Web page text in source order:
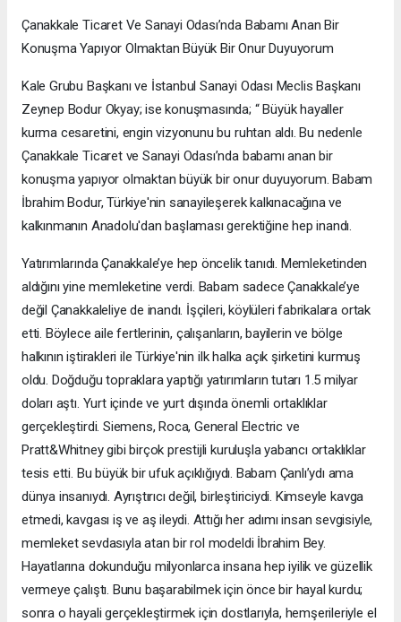
Çanakkale Ticaret Ve Sanayi Odası’nda Babamı Anan Bir
Konuşma Yapıyor Olmaktan Büyük Bir Onur Duyuyorum
Kale Grubu Başkanı ve İstanbul Sanayi Odası Meclis Başkanı
Zeynep Bodur Okyay; ise konuşmasında; “ Büyük hayaller
kurma cesaretini, engin vizyonunu bu ruhtan aldı. Bu nedenle
Çanakkale Ticaret ve Sanayi Odası’nda babamı anan bir
konuşma yapıyor olmaktan büyük bir onur duyuyorum. Babam
İbrahim Bodur, Türkiye'nin sanayileşerek kalkınacağına ve
kalkınmanın Anadolu'dan başlaması gerektiğine hep inandı.
Yatırımlarında Çanakkale’ye hep öncelik tanıdı. Memleketinden
aldığını yine memleketine verdi. Babam sadece Çanakkale’ye
değil Çanakkaleliye de inandı. İşçileri, köylüleri fabrikalara ortak
etti. Böylece aile fertlerinin, çalışanların, bayilerin ve bölge
halkının iştirakleri ile Türkiye'nin ilk halka açık şirketini kurmuş
oldu. Doğduğu topraklara yaptığı yatırımların tutarı 1.5 milyar
doları aştı. Yurt içinde ve yurt dışında önemli ortaklıklar
gerçekleştirdi. Siemens, Roca, General Electric ve
Pratt&Whitney gibi birçok prestijli kuruluşla yabancı ortaklıklar
tesis etti. Bu büyük bir ufuk açıklığıydı. Babam Çanlı’ydı ama
dünya insanıydı. Ayrıştırıcı değil, birleştiriciydi. Kimseyle kavga
etmedi, kavgası iş ve aş ileydi. Attığı her adımı insan sevgisiyle,
memleket sevdasıyla atan bir rol modeldi İbrahim Bey.
Hayatlarına dokunduğu milyonlarca insana hep iyilik ve güzellik
vermeye çalıştı. Bunu başarabilmek için önce bir hayal kurdu;
sonra o hayali gerçekleştirmek için dostlarıyla, hemşerileriyle el